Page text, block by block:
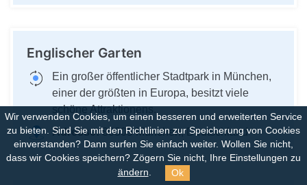
Englischer Garten
Ein großer öffentlicher Stadtpark in München,
einer der größten in Europa, besitzt viele
schöne Attraktionens.
Adresse:80805 München, Deutschland
Wir verwenden Cookies, um einen besseren und erweiterten Service
zu bieten. Sind Sie mit den Richtlinien zur Speicherung von Cookies
einverstanden? Dann surfen Sie einfach weiter. Wollen Sie nicht,
dass wir Cookies speichern? Zögern Sie nicht, Ihre Einstellungen zu
ändern. Ok